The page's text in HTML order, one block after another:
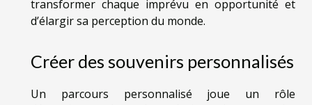
transformer chaque imprévu en opportunité et
d’élargir sa perception du monde.
Créer des souvenirs personnalisés
Un parcours personnalisé joue un rôle